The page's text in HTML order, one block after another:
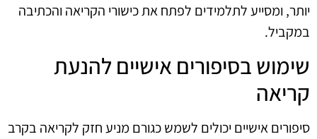
יותר, ומסייע לתלמידים לפתח את כישורי הקריאה והכתיבה
במקביל.
שימוש בסיפורים אישיים להנעת
קריאה
סיפורים אישיים יכולים לשמש כגורם מניע חזק לקריאה בקרב